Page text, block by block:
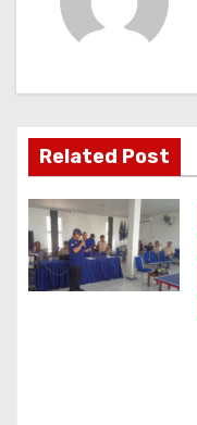
g
a
t
i
o
Related Post